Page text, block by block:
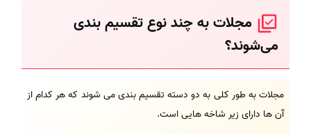
مجلات به چند نوع تقسیم بندی
می‌شوند؟
مجلات به طور کلی به دو دسته تقسیم بندی می شوند که هر کدام از
آن ها دارای زیر شاخه هایی است.